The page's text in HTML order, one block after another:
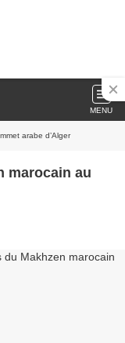
MENU
arabe d’Alger
marocain au